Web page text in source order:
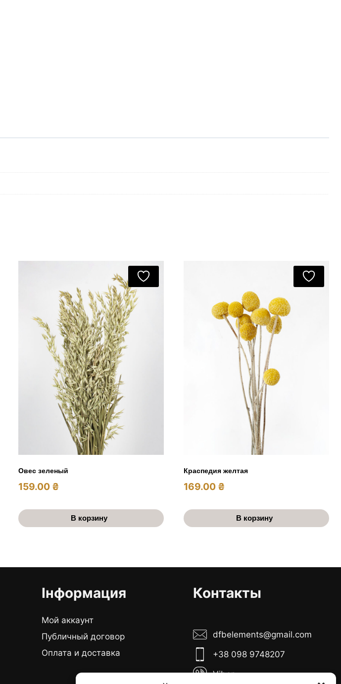
Овес зеленый
159.00 ₴
В корзину
Краспедия желтая
169.00 ₴
В корзину
Інформация
Мой аккаунт
Публичный договор
Оплата и доставка
Контакты
dfbelements@gmail.com
+38 098 9748207
Viber